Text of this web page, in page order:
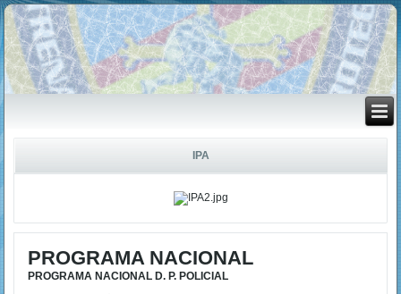
IPA
PROGRAMA NACIONAL
PROGRAMA NACIONAL D. P. POLICIAL